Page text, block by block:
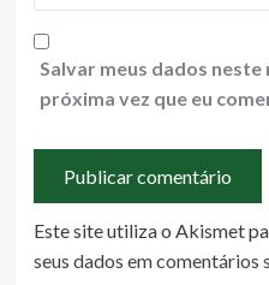
Salvar meus dados
próxima vez que eu
Este site utiliza o Akismet
seus dados em comentários